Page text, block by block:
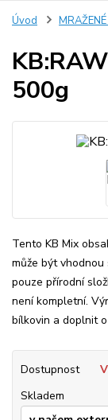
Úvod
500g
Tento KB Mix
může být vhodnou
pouze přírodní
není kompletní.
bílkovin a doplnit
Dostupnost
Skladem